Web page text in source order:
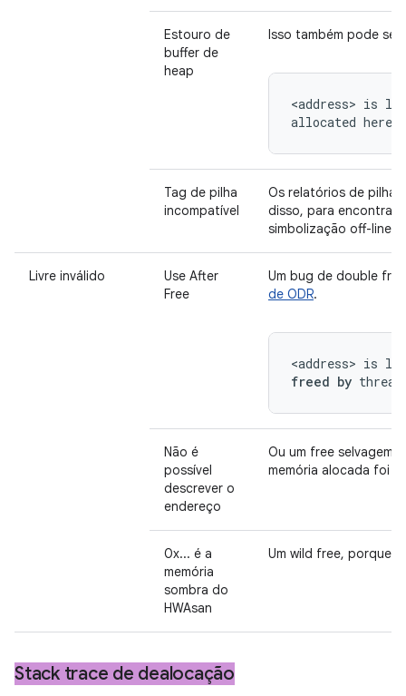
Estouro de
buffer de
heap
Isso também pode ser
<address> is
allocated here:
Tag de pilha
incompatível
Os relatórios de pilha
disso, para encontrar
simbolização off-line.
Livre inválido
Use After
Free
Um bug de double
de ODR.
<address> is
freed by
Não é
possível
descrever o
endereço
Ou um free selvagem
memória alocada foi
0x... é a
memória
sombra do
HWAsan
Um wild free, porque
Stack trace de dealocação